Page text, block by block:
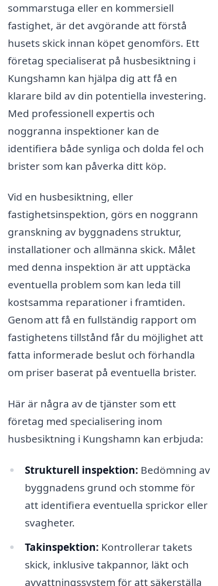
sommarstuga eller en kommersiell
fastighet, är det avgörande att förstå
husets skick innan köpet genomförs. Ett
företag specialiserat på husbesiktning i
Kungshamn kan hjälpa dig att få en
klarare bild av din potentiella investering.
Med professionell expertis och
noggranna inspektioner kan de
identifiera både synliga och dolda fel och
brister som kan påverka ditt köp.
Vid en husbesiktning, eller
fastighetsinspektion, görs en noggrann
granskning av byggnadens struktur,
installationer och allmänna skick. Målet
med denna inspektion är att upptäcka
eventuella problem som kan leda till
kostsamma reparationer i framtiden.
Genom att få en fullständig rapport om
fastighetens tillstånd får du möjlighet att
fatta informerade beslut och förhandla
om priser baserat på eventuella brister.
Här är några av de tjänster som ett
företag med specialisering inom
husbesiktning i Kungshamn kan erbjuda:
Strukturell inspektion: Bedömning av
byggnadens grund och stomme för
att identifiera eventuella sprickor eller
svagheter.
Takinspektion: Kontrollerar takets
skick, inklusive takpannor, läkt och
avvattningssystem för att säkerställa